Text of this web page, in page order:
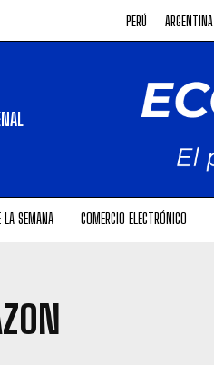
PERÚ ARGENTINA
LA SEMANA COMERCIO ELECTRÓNICO